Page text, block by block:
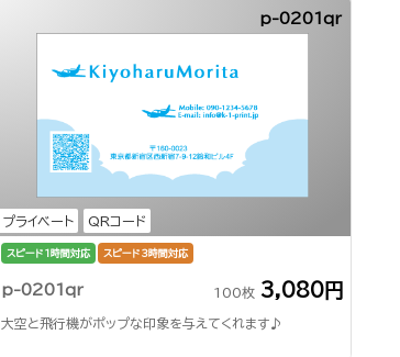
プライベート QRコード
p-0201qr
スピード1時間対応 スピード3時間対応
p-0201qr 100枚 3,080円
大空と飛行機がポップな印象を与えてくれます♪